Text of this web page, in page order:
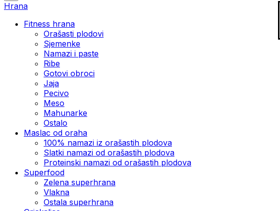
Hrana
Fitness hrana
Orašasti plodovi
Sjemenke
Namazi i paste
Ribe
Gotovi obroci
Jaja
Pecivo
Meso
Mahunarke
Ostalo
Maslac od oraha
100% namazi iz orašastih plodova
Slatki namazi od orašastih plodova
Proteinski namazi od orašastih plodova
Superfood
Zelena superhrana
Vlakna
Ostala superhrana